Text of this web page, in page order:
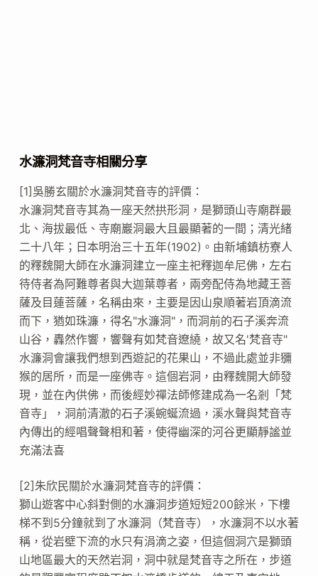
水濂洞梵音寺相關分享
[1]吳勝玄關於水濂洞梵音寺的評價：
水濂洞梵音寺其為一座天然拱形洞，是獅頭山寺廟群最
北、海拔最低、寺廟巖洞最大且最顯著的一間；清光緒
二十八年；日本明治三十五年(1902)。由新埔鎮枋寮人
的釋魏開大師在水濂洞建立一座主祀釋迦牟尼佛，左右
待侍者為阿難尊者與大迦葉尊者，兩旁配侍為地藏王菩
薩及目蓮菩薩，名稱由來，主要是因山泉順著岩頂滴流
而下，猶如珠濂，得名"水濂洞"，而洞前的石子溪奔流
山谷，轟然作響，響聲有如梵音遼繞，故又名'梵音寺"
水濂洞會讓我們想到西遊記的花果山，不過此處並非獼
猴的居所，而是一座佛寺。這個岩洞，由釋魏開大師發
現，並在內供佛，而後經妙禪法師修建成為一名剎「梵
音寺」，洞前清澈的石子溪蜿蜒流過，溪水聲與梵音寺
內傳出的經唱聲聲相和著，使得幽深的河谷更顯靜謐並
充滿法喜
[2]朱欣民關於水濂洞梵音寺的評價：
獅山遊客中心斜對側的水濂洞步道短短200餘米，下樓
梯不到5分鐘就到了水濂洞（梵音寺），水濂洞不以水著
稱，從岩壁下流的水只有涓滴之姿，但這個洞穴是獅頭
山地區最大的天然岩洞，洞中就是梵音寺之所在，步道